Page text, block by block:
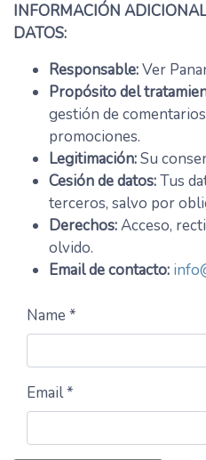
INFORMACIÓN
DATOS:
Responsable:Ver
Propósito del
gestión de
promociones.
Legitimación:Su
Cesión de datos:Tus
terceros, salvo por
Derechos:Acceso,
olvido.
Email de contacto:
Name *
Email *